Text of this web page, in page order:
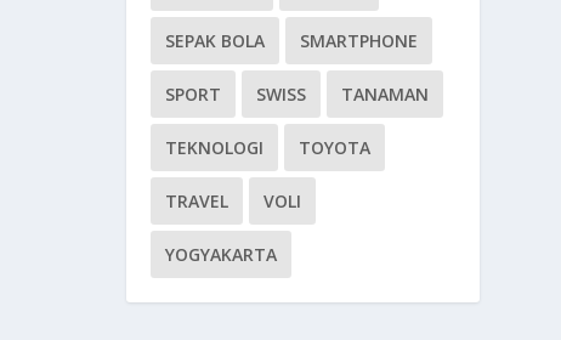
SEPAK BOLA SMARTPHONE
SPORT SWISS TANAMAN
TEKNOLOGI TOYOTA
TRAVEL VOLI
YOGYAKARTA